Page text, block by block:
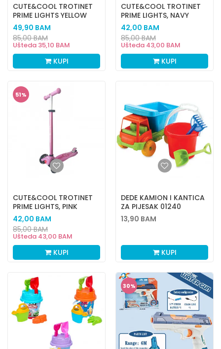
CUTE&COOL TROTINET
PRIME LIGHTS YELLOW
49,90 BAM
Ušteda 35,10 BAM
85,00BAM
KUPI
CUTE&COOL TROTINET
PRIME LIGHTS, NAVY
42,00 BAM
Ušteda 43,00 BAM
85,00BAM
KUPI
51%
CUTE&COOL TROTINET
PRIME LIGHTS, PINK
42,00 BAM
Ušteda 43,00 BAM
85,00BAM
KUPI
DEDE KAMION I KANTICA
ZA PIJESAK 01240
13,90 BAM
KUPI
30%